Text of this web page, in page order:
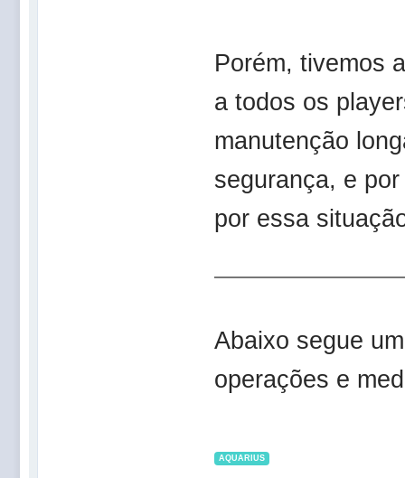
Porém, tivemos
a todos os
manutenção
segurança, e
por essa
Abaixo segue
operações e
AQUARIUS